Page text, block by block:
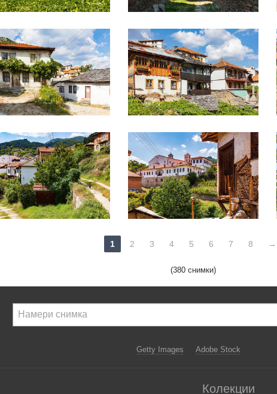
1 2 3 4 5 6 7 8 →
(380 снимки)
Getty Images Adobe Stock
Колекции